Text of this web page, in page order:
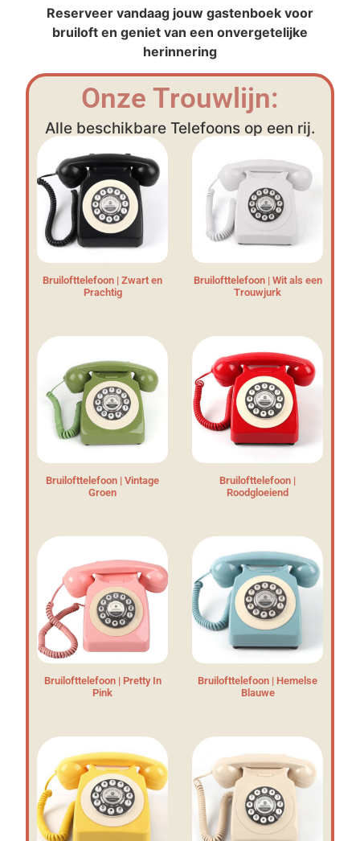
Reserveer vandaag jouw gastenboek voor
bruiloft en geniet van een onvergetelijke
herinnering
Onze Trouwlijn:
Alle beschikbare Telefoons op een rij.
Bruilofttelefoon | Zwart en
Prachtig
Bruilofttelefoon | Wit als een
Trouwjurk
Bruilofttelefoon | Vintage
Groen
Bruilofttelefoon |
Roodgloeiend
Bruilofttelefoon | Pretty In
Pink
Bruilofttelefoon | Hemelse
Blauwe